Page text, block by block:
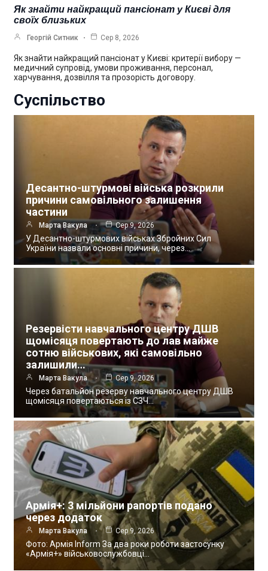
Як знайти найкращий пансіонат у Києві для
своїх близьких
Георгій Ситник Сер 8, 2026
Як знайти найкращий пансіонат у Києві: критерії вибору —
медичний супровід, умови проживання, персонал,
харчування, дозвілля та прозорість договору.
Суспільство
Десантно-штурмові війська розкрили
причини самовільного залишення
частини
Марта Вакула Сер 9, 2026
У Десантно-штурмових військах Збройних Сил
України назвали основні причини, через…
Резервісти навчального центру ДШВ
щомісяця повертають до лав майже
сотню військових, які самовільно
залишили…
Марта Вакула Сер 9, 2026
Через батальйон резерву навчального центру ДШВ
щомісяця повертаються із СЗЧ…
Армія+: 3 мільйони рапортів подано
через додаток
Марта Вакула Сер 9, 2026
Фото: Армія Inform За два роки роботи застосунку
«Армія+» військовослужбовці…